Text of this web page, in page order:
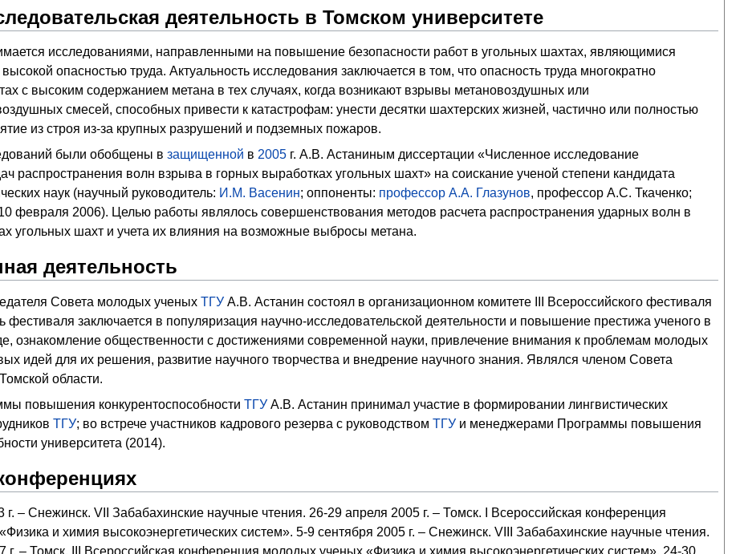
деятельность в Томском университете
исследованиями, направленными на повышение безопасности работ в угольных шахтах, являющимися
опасностью труда. Актуальность исследования заключается в том, что опасность труда многократно
с высоким содержанием метана в тех случаях, когда возникают взрывы метановоздушных или
смесей, способных привести к катастрофам: унести десятки шахтерских жизней, частично или полностью
из строя из-за крупных разрушений и подземных пожаров.
были обобщены в защищенной в 2005г. А.В. Астаниным диссертации «Численное исследование
распространения волн взрыва в горных выработках угольных шахт» на соискание ученой степени кандидата
наук (научный руководитель: И.М. Васенин; оппоненты: профессор А.А. Глазунов, профессор А.С. Ткаченко;
февраля 2006). Целью работы являлось совершенствования методов расчета распространения ударных волн в
угольных шахт и учета их влияния на возможные выбросы метана.
деятельность
Совета молодых ученых ТГУА.В. Астанин состоял в организационном комитете III Всероссийского фестиваля
фестиваля заключается в популяризация научно-исследовательской деятельности и повышение престижа ученого в
ознакомление общественности с достижениями современной науки, привлечение внимания к проблемам молодых
идей для их решения, развитие научного творчества и внедрение научного знания. Являлся членом Совета
области.
повышения конкурентоспособности ТГУА.В. Астанин принимал участие в формировании лингвистических
ТГУ; во встрече участников кадрового резерва с руководством ТГУи менеджерами Программы повышения
университета (2014).
г. – Снежинск. VII Забабахинские научные чтения. 26-29 апреля 2005 г. – Томск. I Всероссийская конференция
и химия высокоэнергетических систем». 5-9 сентября 2005 г. – Снежинск. VIII Забабахинские научные чтения.